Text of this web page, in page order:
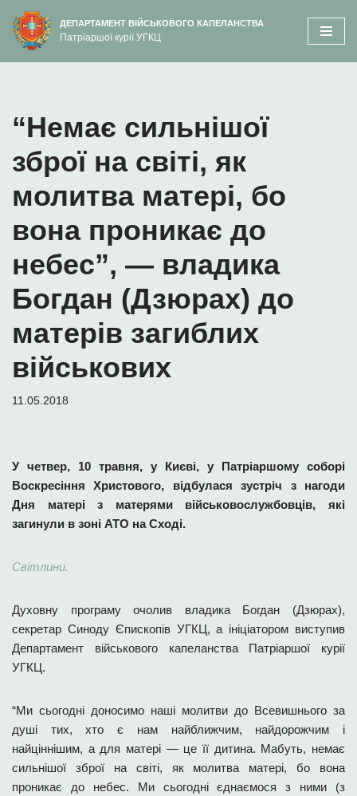
вмісту
Перейти
до
ДЕПАРТАМЕНТ ВІЙСЬКОВОГО КАПЕЛАНСТВА
Патріаршої курії УГКЦ
“Немає сильнішої
зброї на світі, як
молитва матері, бо
вона проникає до
небес”, — владика
Богдан (Дзюрах) до
матерів загиблих
військових
11.05.2018
У четвер, 10 травня, у Києві, у Патріаршому соборі
Воскресіння Христового, відбулася зустріч з нагоди
Дня матері з матерями військовослужбовців, які
загинули в зоні АТО на Сході.
Світлини.
Духовну програму очолив владика Богдан (Дзюрах),
секретар Синоду Єпископів УГКЦ, а ініціатором виступив
Департамент військового капеланства Патріаршої курії
УГКЦ.
“Ми сьогодні доносимо наші молитви до Всевишнього за
душі тих, хто є нам найближчим, найдорожчим і
найціннішим, а для матері — це її дитина. Мабуть, немає
сильнішої зброї на світі, як молитва матері, бо вона
проникає до небес. Ми сьогодні єднаємося з ними (з